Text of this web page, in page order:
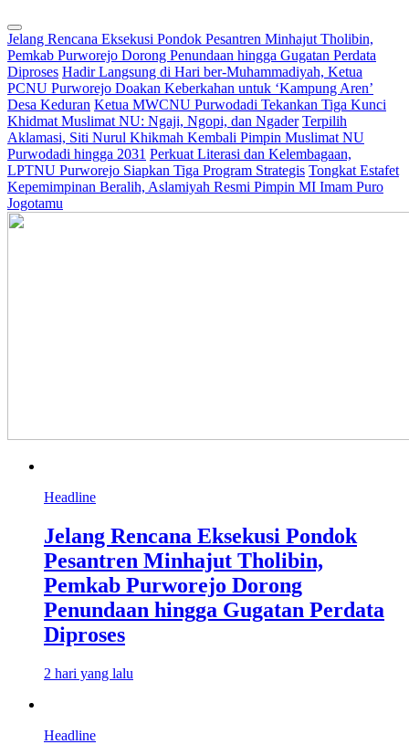
Jelang Rencana Eksekusi Pondok Pesantren Minhajut Tholibin,
Pemkab Purworejo Dorong Penundaan hingga Gugatan Perdata
Diproses Hadir Langsung di Hari ber-Muhammadiyah, Ketua
PCNU Purworejo Doakan Keberkahan untuk ‘Kampung Aren’
Desa Keduran Ketua MWCNU Purwodadi Tekankan Tiga Kunci
Khidmat Muslimat NU: Ngaji, Ngopi, dan Ngader Terpilih
Aklamasi, Siti Nurul Khikmah Kembali Pimpin Muslimat NU
Purwodadi hingga 2031 Perkuat Literasi dan Kelembagaan,
LPTNU Purworejo Siapkan Tiga Program Strategis Tongkat Estafet
Kepemimpinan Beralih, Aslamiyah Resmi Pimpin MI Imam Puro
Jogotamu
Headline
Jelang Rencana Eksekusi Pondok
Pesantren Minhajut Tholibin,
Pemkab Purworejo Dorong
Penundaan hingga Gugatan Perdata
Diproses
2 hari yang lalu
Headline